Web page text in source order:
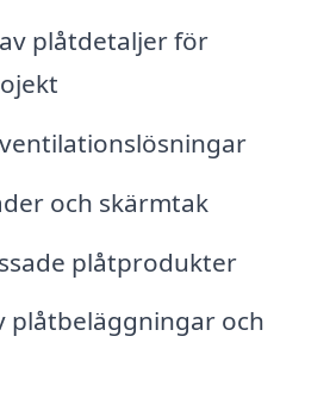
plåtdetaljer för
och skärmtak
plåtprodukter
plåtbeläggningar och